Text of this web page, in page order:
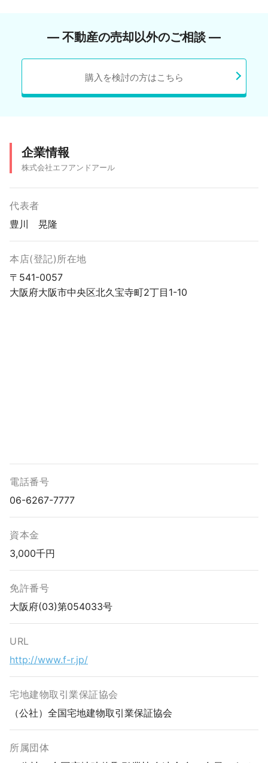
― 不動産の売却以外のご相談 ―
購入を検討の方はこちら
企業情報
株式会社エフアンドアール
代表者
豊川 晃隆
本店(登記)所在地
〒541-0057
大阪府大阪市中央区北久宝寺町2丁目1-10
電話番号
06-6267-7777
資本金
3,000千円
免許番号
大阪府(03)第054033号
URL
http://www.f-r.jp/
宅地建物取引業保証協会
（公社）全国宅地建物取引業保証協会
所属団体